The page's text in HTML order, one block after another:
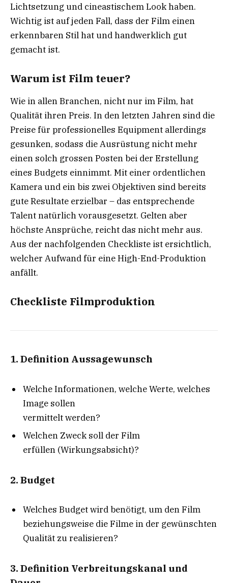
Lichtsetzung und cineastischem Look haben.
Wichtig ist auf jeden Fall, dass der Film einen
erkennbaren Stil hat und handwerklich gut
gemacht ist.
Warum ist Film teuer?
Wie in allen Branchen, nicht nur im Film, hat
Qualität ihren Preis. In den letzten Jahren sind die
Preise für professionelles Equipment allerdings
gesunken, sodass die Ausrüstung nicht mehr
einen solch grossen Posten bei der Erstellung
eines Budgets einnimmt. Mit einer ordentlichen
Kamera und ein bis zwei Objektiven sind bereits
gute Resultate erzielbar – das entsprechende
Talent natürlich vorausgesetzt. Gelten aber
höchste Ansprüche, reicht das nicht mehr aus.
Aus der nachfolgenden Checkliste ist ersichtlich,
welcher Aufwand für eine High-End-Produktion
anfällt.
Checkliste Filmproduktion
1. Definition Aussagewunsch
Welche Informationen, welche Werte, welches
Image sollen
vermittelt werden?
Welchen Zweck soll der Film
erfüllen (Wirkungsabsicht)?
2. Budget
Welches Budget wird benötigt, um den Film
beziehungsweise die Filme in der gewünschten
Qualität zu realisieren?
3. Definition Verbreitungskanal und